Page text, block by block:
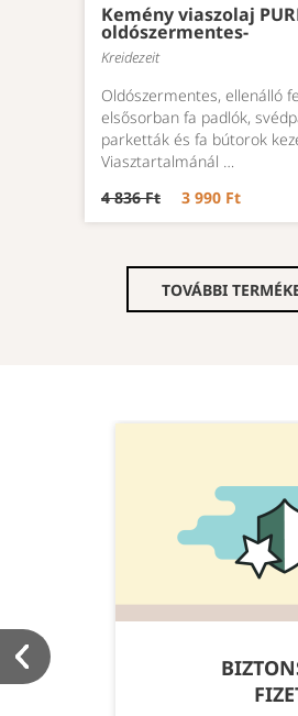
Kemény viaszolaj
oldószermentes-
Kreidezeit
Oldószermentes, ellenálló
elsősorban fa padlók,
parketták és fa bútorok
Viasztartalmánál …
4 836 Ft
3 990 Ft
TOVÁBBI